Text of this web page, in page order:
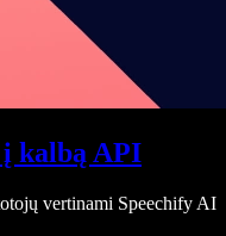
į kalbą API
vertinami Speechify AI